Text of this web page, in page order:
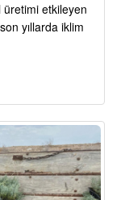
üretimi etkileyen
yıllarda iklim